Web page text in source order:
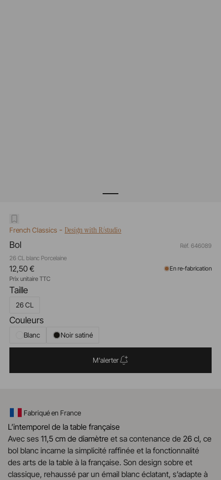
French Classics- Design with R/studio
Bol
26 CL blanc Porcelaine
Réf. 646089
Taille
26 CL
Couleurs
Blanc Noir satiné
12,50 €
Prix unitaire TTC
En re-fabrication
M'alerter
Fabriqué en France
L’intemporel de la table française
Avec ses 11,5 cm de diamètre et sa contenance de 26 cl, ce
bol blanc incarne la simplicité raffinée et la fonctionnalité
des arts de la table à la française. Son design sobre et
classique, rehaussé par un émail blanc éclatant, s’adapte à